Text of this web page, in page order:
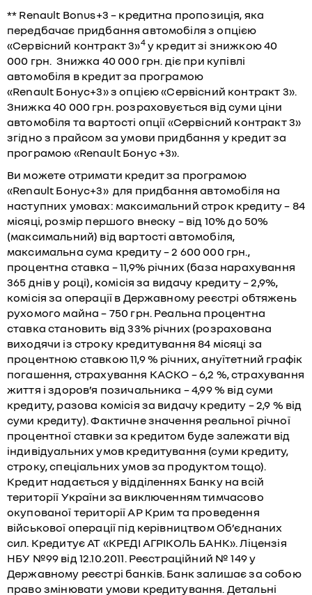
** Renault Bonus+3 – кредитна пропозиція, яка
передбачає придбання автомобіля з опцією
«Сервісний контракт 3»4у кредит зі знижкою 40
000 грн. Знижка 40 000 грн. діє при купівлі
автомобіля в кредит за програмою
«Renault Бонус+3» з опцією «Сервісний контракт 3».
Знижка 40 000 грн. розраховується від суми ціни
автомобіля та вартості опції «Сервісний контракт 3»
згідно з прайсом за умови придбання у кредит за
програмою «Renault Бонус +3».
Ви можете отримати кредит за програмою
«Renault Бонус+3» для придбання автомобіля на
наступних умовах: максимальний строк кредиту – 84
місяці, розмір першого внеску – від 10% до 50%
(максимальний) від вартості автомобіля,
максимальна сума кредиту – 2 600 000 грн.,
процентна ставка – 11,9% річних (база нарахування
365 днів у році), комісія за видачу кредиту – 2,9%,
комісія за операції в Державному реєстрі обтяжень
рухомого майна – 750 грн. Реальна процентна
ставка становить від 33% річних (розрахована
виходячи із строку кредитування 84 місяці за
процентною ставкою 11,9 % річних, ануїтетний графік
погашення, страхування КАСКО – 6,2 %, страхування
життя і здоров’я позичальника – 4,99 % від суми
кредиту, разова комісія за видачу кредиту – 2,9 % від
суми кредиту). Фактичне значення реальної річної
процентної ставки за кредитом буде залежати від
індивідуальних умов кредитування (суми кредиту,
строку, спеціальних умов за продуктом тощо).
Кредит надається у відділеннях Банку на всій
території України за виключенням тимчасово
окупованої території АР Крим та проведення
військової операції під керівництвом Об’єднаних
сил. Кредитує АТ «КРЕДІ АГРІКОЛЬ БАНК». Ліцензія
НБУ №99 від 12.10.2011. Реєстраційний № 149 у
Державному реєстрі банків. Банк залишає за собою
право змінювати умови кредитування. Детальні